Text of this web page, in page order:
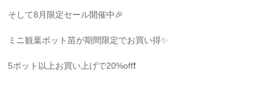
そして8月限定セール開催中🎉
ミニ観葉ポット苗が期間限定でお買い得✨️
5ポット以上お買い上げで20%off❗️